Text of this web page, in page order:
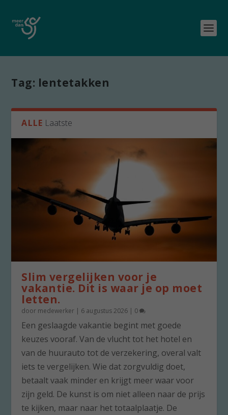
Tag: lentetakken
ALLE Laatste
Slim vergelijken voor je
vakantie. Dit is waar je op moet
letten.
door medewerker | 6 augustus 2026 | 0
Een geslaagde vakantie begint met goede
keuzes vooraf. Van de vlucht tot het hotel en
van de huurauto tot de verzekering, overal valt
iets te vergelijken. Wie dat zorgvuldig doet,
betaalt vaak minder en krijgt meer waar voor
zijn geld. De kunst is om niet alleen naar de prijs
te kijken, maar naar het totaalplaatje. De